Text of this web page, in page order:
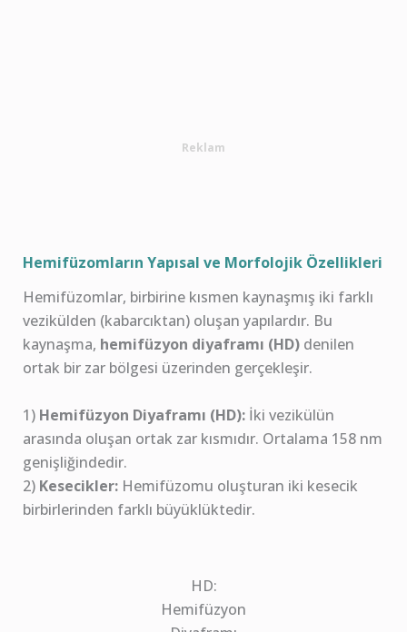
Reklam
Hemifüzomların Yapısal ve Morfolojik Özellikleri
Hemifüzomlar, birbirine kısmen kaynaşmış iki farklı
vezikülden (kabarcıktan) oluşan yapılardır. Bu
kaynaşma, hemifüzyon diyaframı (HD)denilen
ortak bir zar bölgesi üzerinden gerçekleşir.
1) Hemifüzyon Diyaframı (HD):İki vezikülün
arasında oluşan ortak zar kısmıdır. Ortalama 158 nm
genişliğindedir.
2) Kesecikler:Hemifüzomu oluşturan iki kesecik
birbirlerinden farklı büyüklüktedir.
HD:
Hemifüzyon